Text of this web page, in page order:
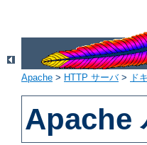
Apache > HTTP サーバ> ド
Apache